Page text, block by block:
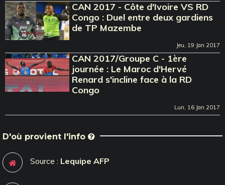
CAN 2017 - Côte d'Ivoire VS RD
Congo : Duel entre deux gardiens
de TP Mazembe
Jeu, 19 Jan 2017
CAN 2017/Groupe C - 1ère
journée : Le Maroc d'Hervé
Renard s'incline face à la RD
Congo
Lun, 16 Jan 2017
D'où provient l'info
Source : Lequipe AFP